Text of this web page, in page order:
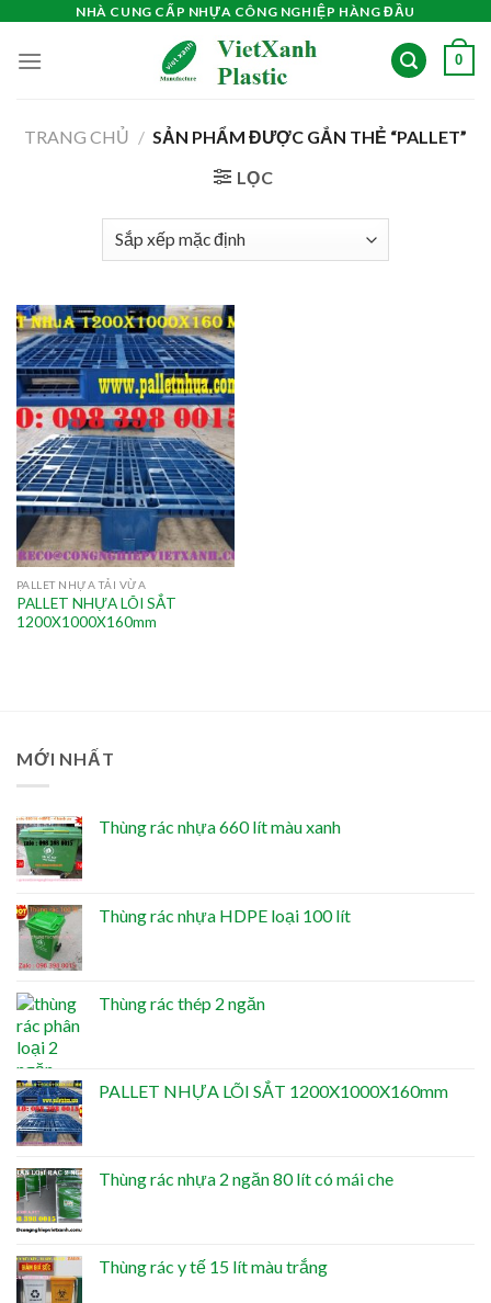
content
NHÀ CUNG CẤP NHỰA CÔNG NGHIỆP HÀNG ĐẦU
0
TRANG CHỦ / SẢN PHẨM ĐƯỢC GẮN THẺ “PALLET”
LỌC
PALLET NHỰA TẢI VỪA
PALLET NHỰA LÕI SẮT
1200X1000X160mm
MỚI NHẤT
Thùng rác nhựa 660 lít màu xanh
Thùng rác nhựa HDPE loại 100 lít
Thùng rác thép 2 ngăn
PALLET NHỰA LÕI SẮT 1200X1000X160mm
Thùng rác nhựa 2 ngăn 80 lít có mái che
Thùng rác y tế 15 lít màu trắng